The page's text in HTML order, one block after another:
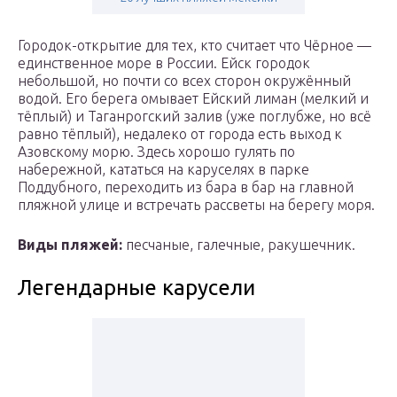
Городок-открытие для тех, кто считает что Чёрное —
единственное море в России. Ейск городок
небольшой, но почти со всех сторон окружённый
водой. Его берега омывает Ейский лиман (мелкий и
тёплый) и Таганрогский залив (уже поглубже, но всё
равно тёплый), недалеко от города есть выход к
Азовскому морю. Здесь хорошо гулять по
набережной, кататься на каруселях в парке
Поддубного, переходить из бара в бар на главной
пляжной улице и встречать рассветы на берегу моря.
Виды пляжей: песчаные, галечные, ракушечник.
Легендарные карусели